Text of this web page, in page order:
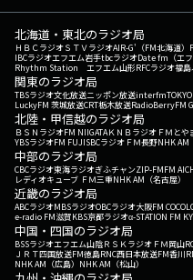
北海道・東北のラジオ局
ＨＢＣラジオＳＴＶラジオAIR-G'（FM北海道）
IBCラジオエフエム岩手tbcラジオDate fm（エフ
Rhythm Station エフエム山形RFCラジオ福島
関東のラジオ局
TBSラジオ文化放送ニッポン放送interfm
LuckyFM 茨城放送CRT栃木放送RadioBerryFM
北陸・甲信越のラジオ局
ＢＳＮラジオFM NIIGATAＫＮＢラジオ ＦＭとや
YBSラジオFM FUJISBCラジオ ＦＭ長野NHK AM
中部のラジオ局
CBCラジオ東海ラジオぎふチャンZIP-FMFM
レディオキューブ ＦＭ三重NHK AM（名古屋）
近畿のラジオ局
ABCラジオMBSラジオOBCラジオ大阪FM
e-radio FM滋賀KBS京都ラジオα-STATION FM
中国・四国のラジオ局
BSSラジオエフエム山陰ＲＳＫラジオ ＦＭ岡山
ＪＲＴ四国放送FM徳島RNC西日本放送FM香川
NHK AM（広島） NHK AM（松山）